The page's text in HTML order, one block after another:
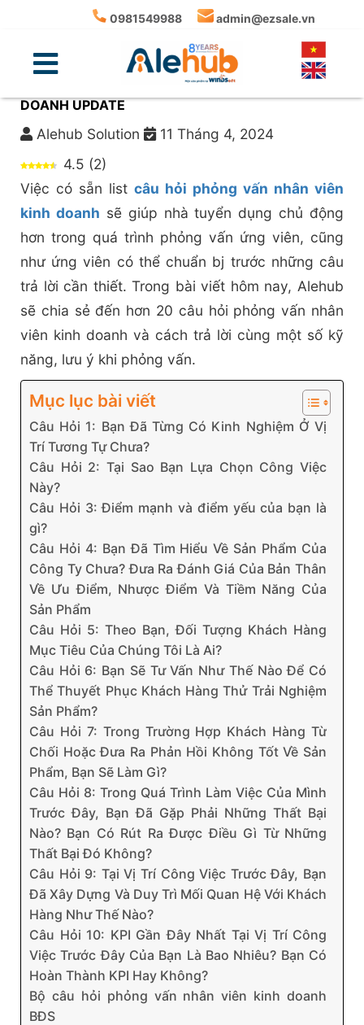
0981549988 admin@ezsale.vn
BỘ 20+ CÂU HỎI PHỎNG VẤN NHÂN VIÊN KINH
DOANH UPDATE
Alehub Solution
11 Tháng 4, 2024
4.5 (2)
Việc có sẵn list câu hỏi phỏng vấn nhân viên
kinh doanh sẽ giúp nhà tuyển dụng chủ động
hơn trong quá trình phỏng vấn ứng viên, cũng
như ứng viên có thể chuẩn bj trước những câu
trả lời cần thiết. Trong bài viết hôm nay, Alehub
sẽ chia sẻ đến hơn 20 câu hỏi phỏng vấn nhân
viên kinh doanh và cách trả lời cùng một số kỹ
năng, lưu ý khi phỏng vấn.
Mục lục bài viết
Câu Hỏi 1: Bạn Đã Từng Có Kinh Nghiệm Ở Vị
Trí Tương Tự Chưa?
Câu Hỏi 2: Tại Sao Bạn Lựa Chọn Công Việc
Này?
Câu Hỏi 3: Điểm mạnh và điểm yếu của bạn là
gì?
Câu Hỏi 4: Bạn Đã Tìm Hiểu Về Sản Phẩm Của
Công Ty Chưa? Đưa Ra Đánh Giá Của Bản Thân
Về Ưu Điểm, Nhược Điểm Và Tiềm Năng Của
Sản Phẩm
Câu Hỏi 5: Theo Bạn, Đối Tượng Khách Hàng
Mục Tiêu Của Chúng Tôi Là Ai?
Câu Hỏi 6: Bạn Sẽ Tư Vấn Như Thế Nào Để Có
Thể Thuyết Phục Khách Hàng Thử Trải Nghiệm
Sản Phẩm?
Câu Hỏi 7: Trong Trường Hợp Khách Hàng Từ
Chối Hoặc Đưa Ra Phản Hồi Không Tốt Về Sản
Phẩm, Bạn Sẽ Làm Gì?
Câu Hỏi 8: Trong Quá Trình Làm Việc Của Mình
Trước Đây, Bạn Đã Gặp Phải Những Thất Bại
Nào? Bạn Có Rút Ra Được Điều Gì Từ Những
Thất Bại Đó Không?
Câu Hỏi 9: Tại Vị Trí Công Việc Trước Đây, Bạn
Đã Xây Dựng Và Duy Trì Mối Quan Hệ Với Khách
Hàng Như Thế Nào?
Câu Hỏi 10: KPI Gần Đây Nhất Tại Vị Trí Công
Việc Trước Đây Của Bạn Là Bao Nhiêu? Bạn Có
Hoàn Thành KPI Hay Không?
Bộ câu hỏi phỏng vấn nhân viên kinh doanh
BĐS